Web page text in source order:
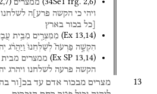
ממצרים
ויהי כי הקשה פרע]ה לשלחנו
[כל בכור בארץ
(Ex 13,14) מִמִּצְרַ֖יִם מִבֵּ֥ית
הִקְשָׁ֣ה פַרְעֹה֮ לְשַׁלְּחֵנוּ֒ וַיַּהֲרֹ֨ג
(Ex SP 13,14) ממצרים מבית
הקשה פרעה לשלחנו ויהרג
13 מצרים מבכור אדם עד בכ[ור